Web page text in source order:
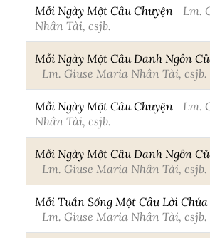
Mỗi Ngày Một Câu Chuyện
Lm.
Nhân Tài, csjb.
Mỗi Ngày Một Câu Danh Ngôn
Lm. Giuse Maria Nhân Tài, csjb.
Mỗi Ngày Một Câu Chuyện
Lm.
Nhân Tài, csjb.
Mỗi Ngày Một Câu Danh Ngôn
Lm. Giuse Maria Nhân Tài, csjb.
Mỗi Tuần Sống Một Câu Lời Chúa
Lm. Giuse Maria Nhân Tài, csjb.